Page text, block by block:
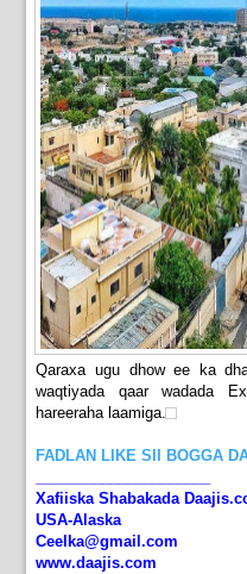
Qaraxa ugu dhow ee ka
waqtiyada qaar wadada
hareeraha laamiga.
FADLAN LIKE SII BOGGA
Xafiiska Shabakada
USA-Alaska
Ceelka@gmail.com
www.daajis.com